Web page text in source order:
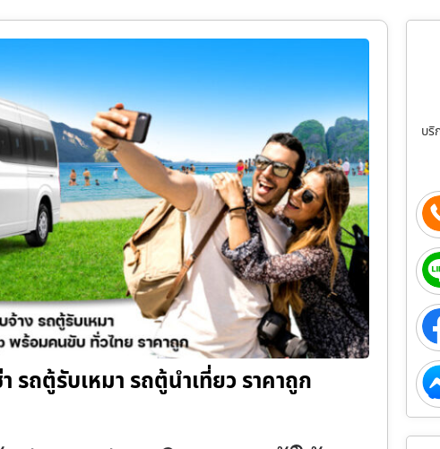
รถตู้รับเหมา รถตู้นำเที่ยว ราคาถูก
บริ